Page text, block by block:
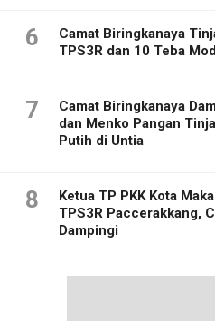
6
Camat Biringkanaya
TPS3R dan 10 Teba
7
Camat Biringkanaya
dan Menko Pangan
Putih di Untia
8
Ketua TP PKK Kota
TPS3R Paccerakkang,
Dampingi